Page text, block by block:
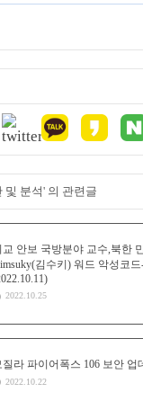
및 분석' 의 관련글
교 안보 국방분야 교수,북한
김수키) 워드 악성코
2022.10.25
질라 파이어폭스 106 보안 업
2022.10.22